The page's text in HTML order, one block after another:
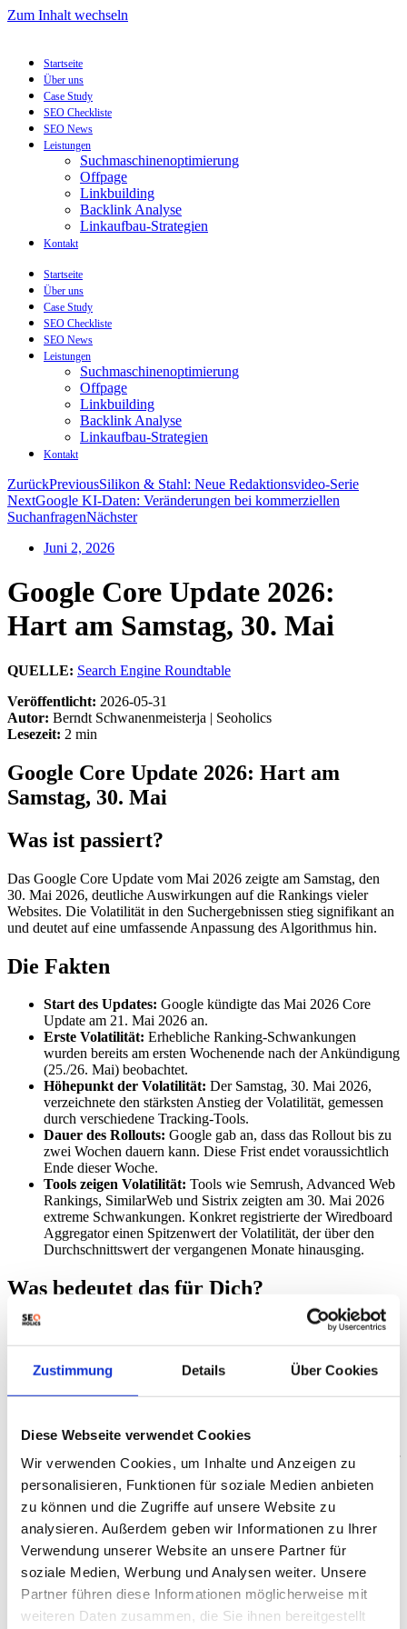
Zustimmung Details Über Cookies
Diese Webseite verwendet Cookies
Wir verwenden Cookies, um Inhalte und Anzeigen zu
personalisieren, Funktionen für soziale Medien anbieten
zu können und die Zugriffe auf unsere Website zu
analysieren. Außerdem geben wir Informationen zu Ihrer
Verwendung unserer Website an unsere Partner für
soziale Medien, Werbung und Analysen weiter. Unsere
Partner führen diese Informationen möglicherweise mit
weiteren Daten zusammen, die Sie ihnen bereitgestellt
Zum Inhalt wechseln
Startseite
Über uns
Case Study
SEO Checkliste
SEO News
Leistungen
Suchmaschinenoptimierung
Offpage
Linkbuilding
Backlink Analyse
Linkaufbau-Strategien
Kontakt
Startseite
Über uns
Case Study
SEO Checkliste
SEO News
Leistungen
Suchmaschinenoptimierung
Offpage
Linkbuilding
Backlink Analyse
Linkaufbau-Strategien
Kontakt
ZurückPreviousSilikon & Stahl: Neue Redaktionsvideo-Serie
NextGoogle KI-Daten: Veränderungen bei kommerziellen
SuchanfragenNächster
Juni 2, 2026
Google Core Update 2026:
Hart am Samstag, 30. Mai
QUELLE: Search Engine Roundtable
Veröffentlicht: 2026-05-31
Autor: Berndt Schwanenmeisterja | Seoholics
Lesezeit: 2 min
Google Core Update 2026: Hart am
Samstag, 30. Mai
Was ist passiert?
Das Google Core Update vom Mai 2026 zeigte am Samstag, den
30. Mai 2026, deutliche Auswirkungen auf die Rankings vieler
Websites. Die Volatilität in den Suchergebnissen stieg signifikant an
und deutet auf eine umfassende Anpassung des Algorithmus hin.
Die Fakten
Start des Updates: Google kündigte das Mai 2026 Core
Update am 21. Mai 2026 an.
Erste Volatilität: Erhebliche Ranking-Schwankungen
wurden bereits am ersten Wochenende nach der Ankündigung
(25./26. Mai) beobachtet.
Höhepunkt der Volatilität: Der Samstag, 30. Mai 2026,
verzeichnete den stärksten Anstieg der Volatilität, gemessen
durch verschiedene Tracking-Tools.
Dauer des Rollouts: Google gab an, dass das Rollout bis zu
zwei Wochen dauern kann. Diese Frist endet voraussichtlich
Ende dieser Woche.
Tools zeigen Volatilität: Tools wie Semrush, Advanced Web
Rankings, SimilarWeb und Sistrix zeigten am 30. Mai 2026
extreme Schwankungen. Konkret registrierte der Wiredboard
Aggregator einen Spitzenwert der Volatilität, der über den
Durchschnittswert der vergangenen Monate hinausging.
Was bedeutet das für Dich?
Überprüfen Sie die
Rankings Ihrer wichtigsten Keywords und Seiten.
Dokumentieren Sie alle signifikanten Veränderungen.
Content-Qualität überprüfen:
Stellen Sie sicher, dass Ihre
Inhalte relevant, umfassend und für die Nutzer hilfreich sind.
Technische SEO überprüfen:Führen Sie eine technische
SEO-Analyse durch, um sicherzustellen, dass Ihre Website für
Google Crawlern zugänglich und indexierbar ist. Achten Sie
aufVeränderungen im Rankingnach dem Update.
Core Web Vitals optimieren:Verbessern Sie die Ladezeiten
und die Benutzerfreundlichkeit Ihrer Website, da diese
Faktoren in Core Web Vitals eine Rolle spielen.
YMYL-Inhalte prüfen:Wenn Ihre Website Inhalte mit
hohem YMYL-Anteil (Your Money or Your Life) hat,
überprüfen Sie diese besonders sorgfältig auf Qualität und